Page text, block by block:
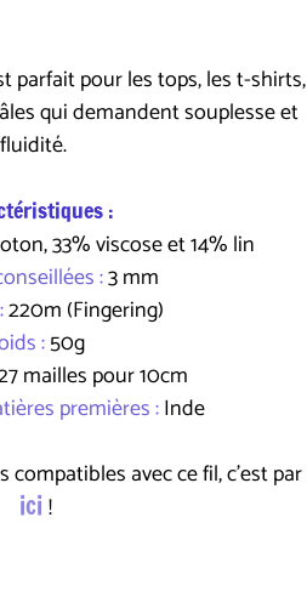
parfait pour les tops, les t-shirts,
qui demandent souplesse et
fluidité.
:
33% viscose et 14% lin
:3 mm
220m (Fingering)
:50g
mailles pour 10cm
premières :Inde
avec ce fil, c'est par
ici !